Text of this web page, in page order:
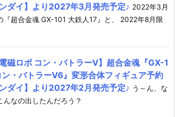
ンダイ】より2027年3月発売予定♪ 2022年3月
『超合金魂 GX-101 大鉄人17』と、 2022年8月限
電磁ロボ コン・バトラーV】超合金魂『GX-1
ン・バトラーV6』変形合体フィギュア予約
ンダイ】より2027年2月発売予定♪ う～ん、な
んなの出したんだろう？